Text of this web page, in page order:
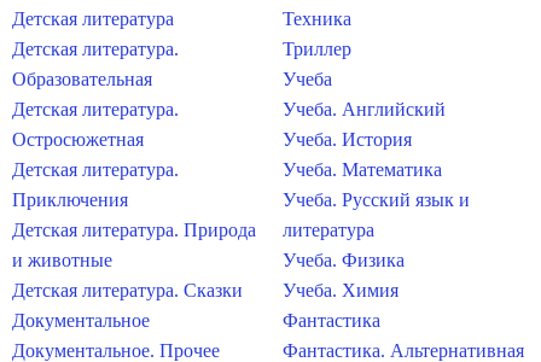
Детская литература
Детская литература.
Образовательная
Детская литература.
Остросюжетная
Детская литература.
Приключения
Детская литература. Природа
и животные
Детская литература. Сказки
Документальное
Документальное. Прочее
Техника
Триллер
Учеба
Учеба. Английский
Учеба. История
Учеба. Математика
Учеба. Русский язык и
литература
Учеба. Физика
Учеба. Химия
Фантастика
Фантастика. Альтернативная